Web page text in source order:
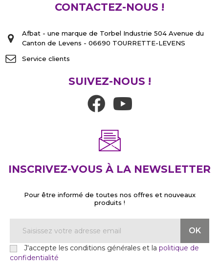
CONTACTEZ-NOUS !
Afbat - une marque de Torbel Industrie 504 Avenue du
Canton de Levens - 06690 TOURRETTE-LEVENS
Service clients
SUIVEZ-NOUS !
INSCRIVEZ-VOUS À LA NEWSLETTER
Pour être informé de toutes nos offres et nouveaux
produits !
J'accepte les conditions générales et la politique de
confidentialité